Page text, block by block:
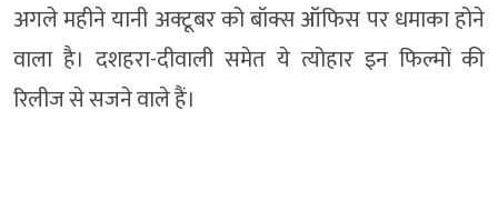
अगले महीने यानी अक्टूबर को बॉक्स ऑफिस पर धमाका होने
वाला है। दशहरा-दीवाली समेत ये त्योहार इन फिल्मों की
रिलीज से सजने वाले हैं।